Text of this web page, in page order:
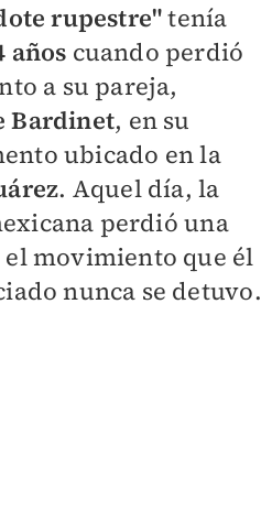
rupestre"tenía
años cuando perdió
a su pareja,
Bardinet, en su
ubicado en la
. Aquel día, la
perdió una
movimiento que él
nunca se detuvo.